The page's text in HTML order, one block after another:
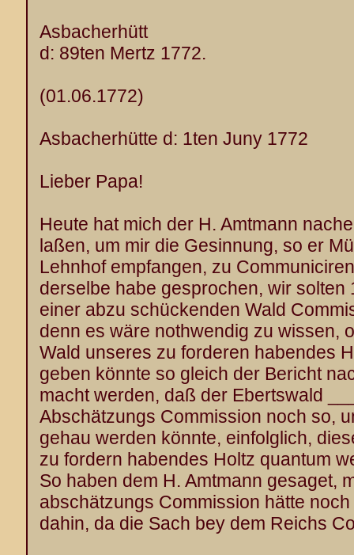
Asbacherhütt
d: 89ten Mertz 1772.
(01.06.1772)
Asbacherhütte d: 1ten Juny 1772
Lieber Papa!
Heute hat mich der H. Amtmann
laßen, um mir die Gesinnung, so er
Lehnhof empfangen, zu
derselbe habe gesprochen, wir solten
einer abzu schückenden Wald
denn es wäre nothwendig zu wissen,
Wald unseres zu forderen habendes
geben könnte so gleich der Bericht
macht werden, daß der Ebertswald
Abschätzungs Commission noch so,
gehau werden könnte, einfolglich,
zu fordern habendes Holtz quantum
So haben dem H. Amtmann gesaget,
abschätzungs Commission hätte
dahin, da die Sach bey dem Reichs